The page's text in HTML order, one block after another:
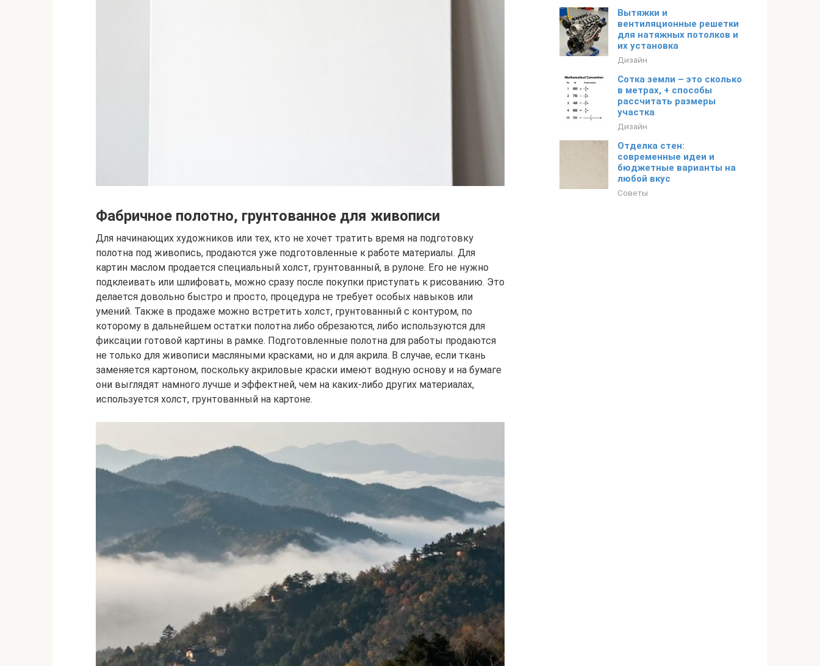
Фабричное полотно, грунтованное для живописи
Для начинающих художников или тех, кто не хочет тратить время на подготовку
полотна под живопись, продаются уже подготовленные к работе материалы. Для
картин маслом продается специальный холст, грунтованный, в рулоне. Его не нужно
подклеивать или шлифовать, можно сразу после покупки приступать к рисованию. Это
делается довольно быстро и просто, процедура не требует особых навыков или
умений. Также в продаже можно встретить холст, грунтованный с контуром, по
которому в дальнейшем остатки полотна либо обрезаются, либо используются для
фиксации готовой картины в рамке. Подготовленные полотна для работы продаются
не только для живописи масляными красками, но и для акрила. В случае, если ткань
заменяется картоном, поскольку акриловые краски имеют водную основу и на бумаге
они выглядят намного лучше и эффектней, чем на каких-либо других материалах,
используется холст, грунтованный на картоне.
Вытяжки и
вентиляционные решетки
для натяжных потолков и
их установка
Дизайн
Сотка земли – это сколько
в метрах, + способы
рассчитать размеры
участка
Дизайн
Отделка стен:
современные идеи и
бюджетные варианты на
любой вкус
Советы